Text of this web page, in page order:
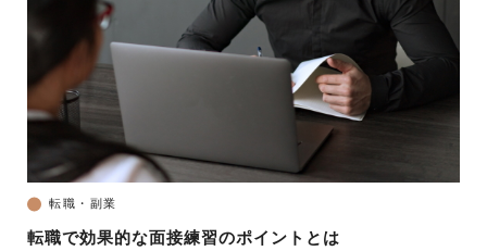
転職・副業
転職で効果的な面接練習のポイントとは